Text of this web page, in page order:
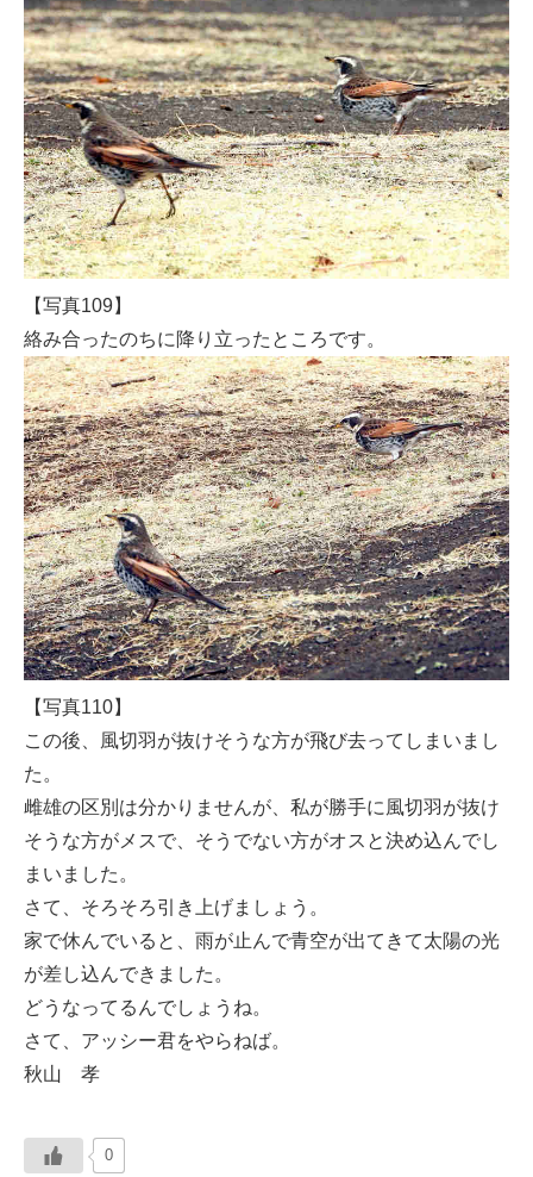
【写真109】
絡み合ったのちに降り立ったところです。
【写真110】
この後、風切羽が抜けそうな方が飛び去ってしまいまし
た。
雌雄の区別は分かりませんが、私が勝手に風切羽が抜け
そうな方がメスで、そうでない方がオスと決め込んでし
まいました。
さて、そろそろ引き上げましょう。
家で休んでいると、雨が止んで青空が出てきて太陽の光
が差し込んできました。
どうなってるんでしょうね。
さて、アッシー君をやらねば。
秋山 孝
0